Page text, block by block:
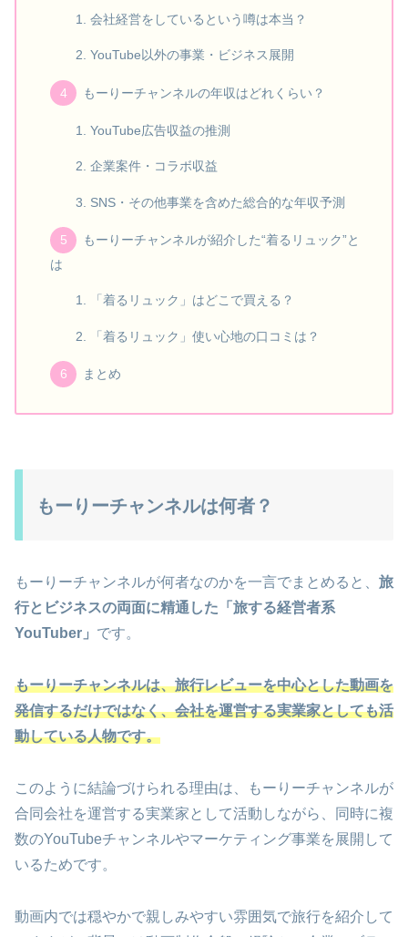
会社経営をしているという噂は本当？
YouTube以外の事業・ビジネス展開
もーりーチャンネルの年収はどれくらい？
YouTube広告収益の推測
企業案件・コラボ収益
SNS・その他事業を含めた総合的な年収予測
もーりーチャンネルが紹介した“着るリュック”と
は
「着るリュック」はどこで買える？
「着るリュック」使い心地の口コミは？
まとめ
もーりーチャンネルは何者？
もーりーチャンネルが何者なのかを一言でまとめると、 旅
行とビジネスの両面に精通した「旅する経営者系
YouTuber」 です。
もーりーチャンネルは、旅行レビューを中心とした動画を
発信するだけではなく、会社を運営する実業家としても活
動している人物です。
このように結論づけられる理由は、もーりーチャンネルが
合同会社を運営する実業家として活動しながら、同時に複
数のYouTubeチャンネルやマーケティング事業を展開して
いるためです。
動画内では穏やかで親しみやすい雰囲気で旅行を紹介して